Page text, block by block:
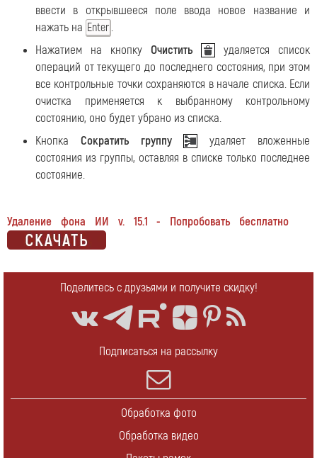
ввести в открывшееся поле ввода новое название и
нажать на Enter .
Нажатием на кнопку Очистить
удаляется список
операций от текущего до последнего состояния, при этом
все контрольные точки сохраняются в начале списка. Если
очистка применяется к выбранному контрольному
состоянию, оно будет убрано из списка.
Кнопка Сократить группу
удаляет вложенные
состояния из группы, оставляя в списке только последнее
состояние.
Удаление фона ИИ v. 15.1 - Попробовать бесплатно
Поделитесь с друзьями и получите скидку!
Подписаться на рассылку
Обработка фото
Обработка видео